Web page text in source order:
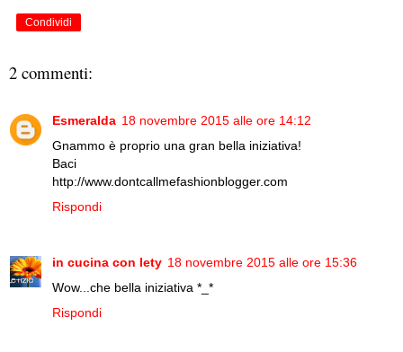
Condividi
2 commenti:
Esmeralda 18 novembre 2015 alle ore 14:12
Gnammo è proprio una gran bella iniziativa!
Baci
http://www.dontcallmefashionblogger.com
Rispondi
in cucina con lety 18 novembre 2015 alle ore 15:36
Wow...che bella iniziativa *_*
Rispondi